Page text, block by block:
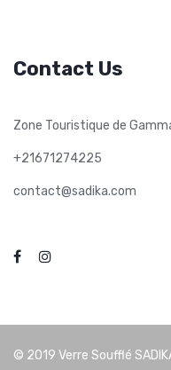
Contact Us
Zone Touristique de
+21671274225
contact@sadika.com
© 2019 Verre Soufflé